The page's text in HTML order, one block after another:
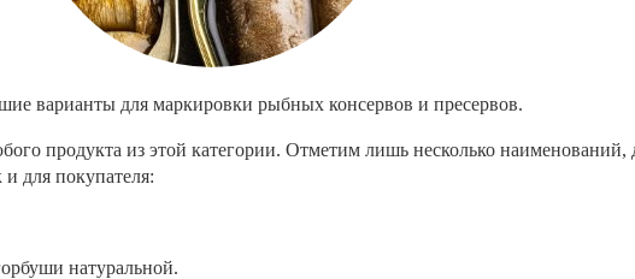
варианты для маркировки рыбных консервов и пресервов.
продукта из этой категории. Отметим лишь несколько наименований,
для покупателя:
натуральной.